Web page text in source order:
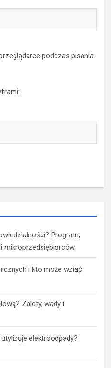
podczas pisania
Program,
mikroprzedsiębiorców
i kto może wziąć
Zalety, wady i
elektroodpady?